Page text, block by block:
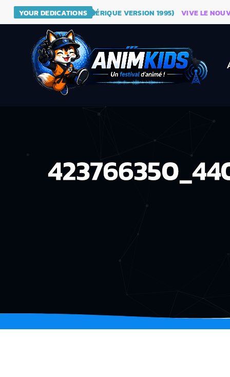
YOUR DEDICATIONS
- DRAGON BALL (GÉNÉRIQUE VERSION 1995) VIVE LE